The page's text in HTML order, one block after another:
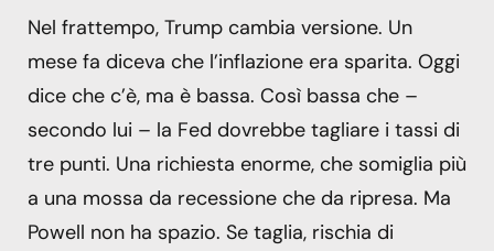
Nel frattempo, Trump cambia versione. Un
mese fa diceva che l’inflazione era sparita. Oggi
dice che c’è, ma è bassa. Così bassa che –
secondo lui – la Fed dovrebbe tagliare i tassi di
tre punti. Una richiesta enorme, che somiglia più
a una mossa da recessione che da ripresa. Ma
Powell non ha spazio. Se taglia, rischia di